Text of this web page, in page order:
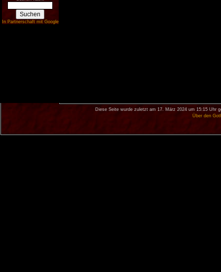
In Partnerschaft mit Google
Diese Seite wurde zuletzt am 17. März 2024 um 15:15 Uhr
Über den